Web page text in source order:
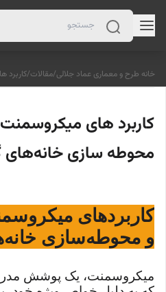
خانه طرح و معماری عماد جلالی/مقالات/کاربرد
کاربرد های
محوطه‌ سازی خانه‌های
کاربردهای
و محوطه‌سازی
میکروسمنت، یک پوشش